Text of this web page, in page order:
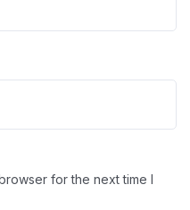
for the next time I